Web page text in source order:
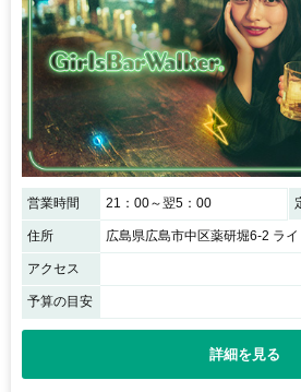
営業時間 21：00～翌5：00
住所 広島県広島市中区薬研堀6-2 ラ
アクセス
予算の目安
詳細を見る